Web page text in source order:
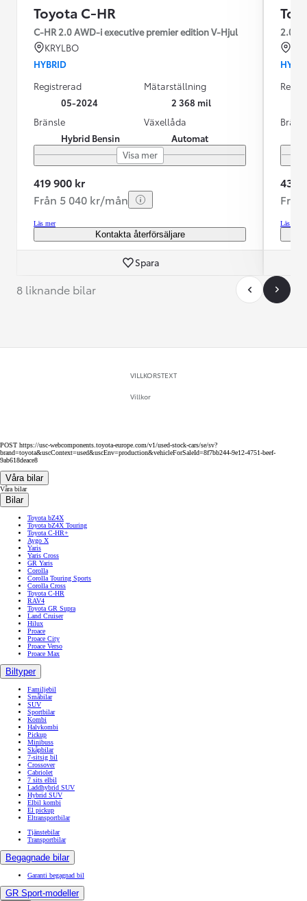
Toyota C-HR
C-HR 2.0 AWD-i executive premier edition V-Hjul
KRYLBO
HYBRID
Registrerad
05-2024
Mätarställning
2 368 mil
Bränsle
Hybrid Bensin
Växellåda
Automat
Visa mer
419 900 kr
Från 5 040 kr/mån
Läs mer
Kontakta återförsäljare
Spara
2.0
435
Läs mer
8 liknande bilar
VILLKORSTEXT
Villkor
POST https://usc-webcomponents.toyota-europe.com/v1/used-stock-cars/se/sv?
brand=toyota&uscContext=used&uscEnv=production&vehicleForSaleId=8f7bb244-9e12-4751-beef-
9ab618deace8
Våra bilar
Våra bilar
Bilar
Toyota bZ4X
Toyota bZ4X Touring
Toyota C-HR+
Aygo X
Yaris
Yaris Cross
GR Yaris
Corolla
Corolla Touring Sports
Corolla Cross
Toyota C-HR
RAV4
Toyota GR Supra
Land Cruiser
Hilux
Proace
Proace City
Proace Verso
Proace Max
Biltyper
Familjebil
Småbilar
SUV
Sportbilar
Kombi
Halvkombi
Pickup
Minibuss
Skåpbilar
7-sitsig bil
Crossover
Cabriolet
7 sits elbil
Laddhybrid SUV
Hybrid SUV
Elbil kombi
El pickup
Eltransportbilar
Tjänstebilar
Transportbilar
Begagnade bilar
Garanti begagnad bil
GR Sport-modeller